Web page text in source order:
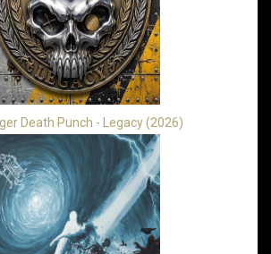
Death Punch - Legacy (2026)